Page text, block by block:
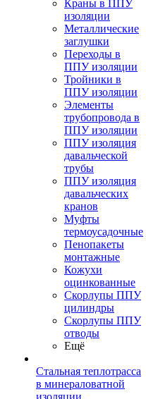
Краны в ППУ
изоляции
Металлические
заглушки
Переходы в
ППУ изоляции
Тройники в
ППУ изоляции
Элементы
трубопровода в
ППУ изоляции
ППУ изоляция
давальческой
трубы
ППУ изоляция
давальческих
кранов
Муфты
термоусадочные
Пенопакеты
монтажные
Кожухи
оцинкованные
Скорлупы ППУ
цилиндры
Скорлупы ППУ
отводы
Ещё
Стальная теплотрасса
в минераловатной
изоляции